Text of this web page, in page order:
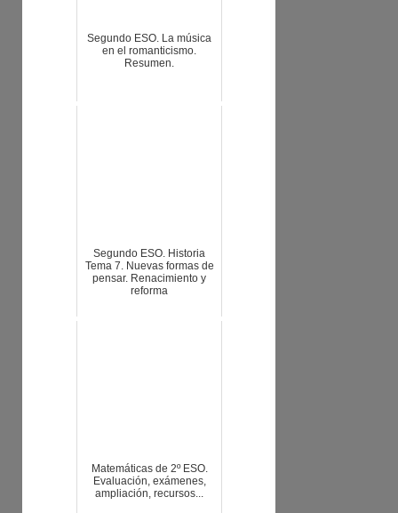
Segundo ESO. La música
en el romanticismo.
Resumen.
Segundo ESO. Historia
Tema 7. Nuevas formas de
pensar. Renacimiento y
reforma
Matemáticas de 2º ESO.
Evaluación, exámenes,
ampliación, recursos...